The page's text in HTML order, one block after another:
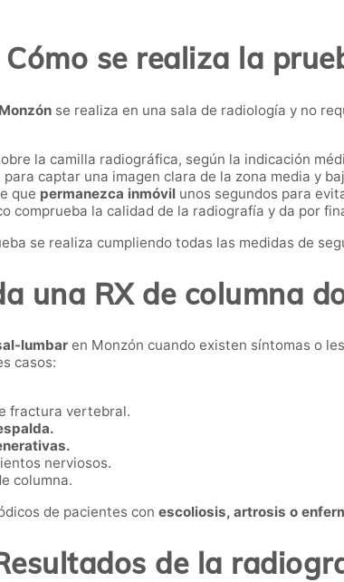
Cómo se realiza la
se realiza en una sala de radiología y no
la camilla radiográfica, según la indicación
captar una imagen clara de la zona media y
que permanezca inmóvil unos segundos para
comprueba la calidad de la radiografía y da por
se realiza cumpliendo todas las medidas de
una RX de columna
lumbar en Monzón cuando existen síntomas o
casos:
fractura vertebral.
nerviosos.
columna.
de pacientes con escoliosis, artrosis o
de la